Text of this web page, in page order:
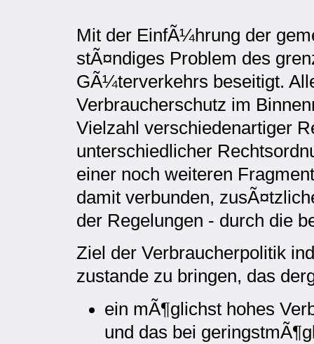
Mit der EinfÃ¼hrung der
stÃ¤ndiges Problem des
GÃ¼terverkehrs beseitigt.
Verbraucherschutz im
Vielzahl verschiedenartiger
unterschiedlicher
einer noch weiteren
damit verbunden,
der Regelungen - durch die
Ziel der Verbraucherpolitik
zustande zu bringen, das
ein mÃ¶glichst hohes
und das bei